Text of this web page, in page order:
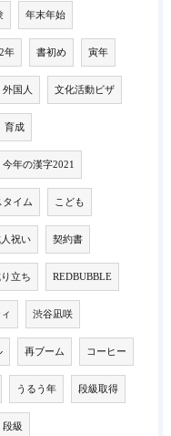
年末年始
年 書初め 寅年
外国人 文化活動ビザ
育成
今年の漢字2021
タイム こども
人祝い 契約書
り立ち REDBUBBLE
渋谷凪咲
再ブーム コーヒー
うるう年 段級取得
段級